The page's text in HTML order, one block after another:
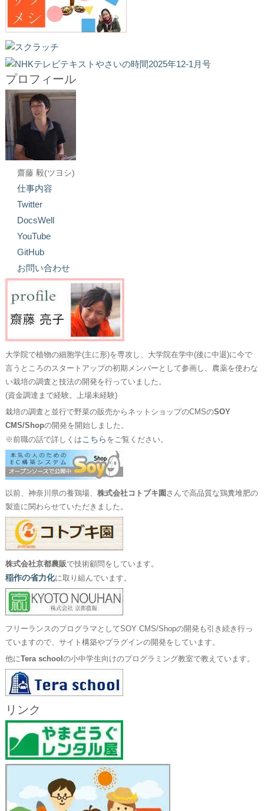
プロフィール
齋藤 毅(ツヨシ)
仕事内容
Twitter
DocsWell
YouTube
GitHub
お問い合わせ
大学院で植物の細胞学(主に形)を専攻し、大学院在学中(後に中退)に今で
言うところのスタートアップの初期メンバーとして参画し、農薬を使わな
い栽培の調査と技法の開発を行っていました。
(資金調達まで経験。上場未経験)
栽培の調査と並行で野菜の販売からネットショップのCMSのSOY
CMS/Shopの開発を開始しました。
※前職の話で詳しくは こちら をご覧ください。
以前、神奈川県の養鶏場、 株式会社コトブキ園 さんで高品質な鶏糞堆肥の
製造に関わらせていただきました。
株式会社京都農販で技術顧問をしています。
稲作の省力化に取り組んでいます。
フリーランスのプログラマとしてSOY CMS/Shopの開発も引き続き行っ
ていますので、サイト構築やプラグインの開発をしています。
他にTera school の小中学生向けのプログラミング教室で教えています。
リンク